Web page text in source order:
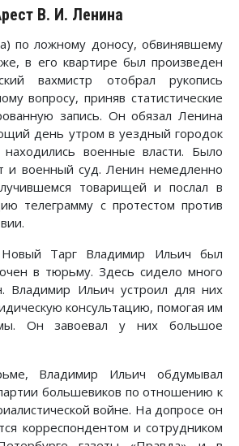
В. И. Ленина
по ложному доносу, обвинявшему
в его квартире был произведен
вахмистр отобрал рукопись
вопросу, приняв статистические
запись. Он обязал Ленина
день утром в уездный городок
военные власти. Было
и военный суд. Ленин немедленно
товарищей и послал в
телеграмму с протестом против
Тарг Владимир Ильич был
в тюрьму. Здесь сидело много
Владимир Ильич устроил для них
консультацию, помогая им
Он завоевал у них большое
Владимир Ильич обдумывал
большевиков по отношению к
войне. На допросе он
корреспондентом и сотрудником